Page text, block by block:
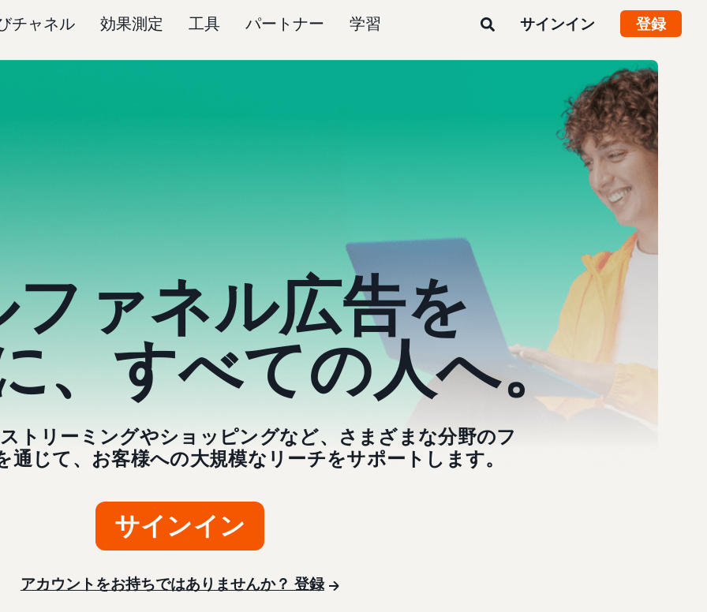
チャネル 効果測定 工具 パートナー 学習 サインイン 登録
ファネル広告を
、すべての人へ。
ストリーミングやショッピングなど、さまざまな分野のフ
通じて、お客様への大規模なリーチをサポートします。
サインイン
アカウントをお持ちではありませんか？ 登録